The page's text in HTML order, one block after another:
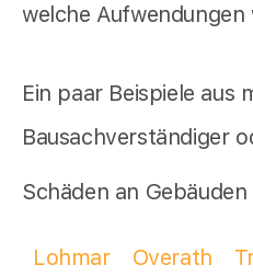
welche
Ein paar Beispiele aus
Bausachverständiger
Schäden an
Lohmar Overath